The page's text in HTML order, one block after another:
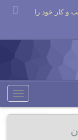
و کار خود را
Toggle